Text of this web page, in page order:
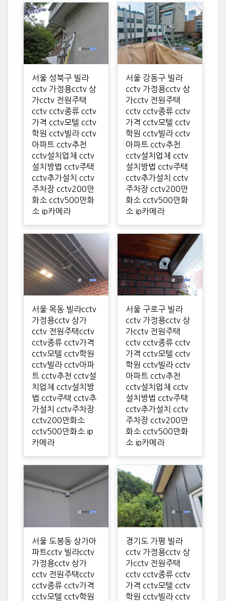
서울 성북구 빌라
cctv 가정용cctv 상
가cctv 전원주택
cctv cctv종류 cctv
가격 cctv모텔 cctv
학원 cctv빌라 cctv
아파트 cctv추천
cctv설치업체 cctv
설치방법 cctv주택
cctv추가설치 cctv
주차장 cctv200만
화소 cctv500만화
소 ip카메라
서울 강동구 빌라
cctv 가정용cctv 상
가cctv 전원주택
cctv cctv종류 cctv
가격 cctv모텔 cctv
학원 cctv빌라 cctv
아파트 cctv추천
cctv설치업체 cctv
설치방법 cctv주택
cctv추가설치 cctv
주차장 cctv200만
화소 cctv500만화
소 ip카메라
서울 목동 빌라cctv
가정용cctv 상가
cctv 전원주택cctv
cctv종류 cctv가격
cctv모텔 cctv학원
cctv빌라 cctv아파
트 cctv추천 cctv설
치업체 cctv설치방
법 cctv주택 cctv추
가설치 cctv주차장
cctv200만화소
cctv500만화소 ip
카메라
서울 구로구 빌라
cctv 가정용cctv 상
가cctv 전원주택
cctv cctv종류 cctv
가격 cctv모텔 cctv
학원 cctv빌라 cctv
아파트 cctv추천
cctv설치업체 cctv
설치방법 cctv주택
cctv추가설치 cctv
주차장 cctv200만
화소 cctv500만화
소 ip카메라
서울 도봉동 상가아
파트cctv 빌라cctv
가정용cctv 상가
cctv 전원주택cctv
cctv종류 cctv가격
cctv모텔 cctv학원
경기도 가평 빌라
cctv 가정용cctv 상
가cctv 전원주택
cctv cctv종류 cctv
가격 cctv모텔 cctv
학원 cctv빌라 cctv